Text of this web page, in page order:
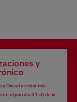
y
a Diesel a tratar mis
en el párrafo 3.1, d) de la